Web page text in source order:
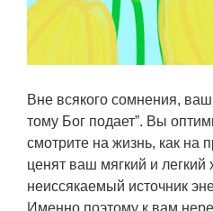
Вне всякого сомнения, ваш
тому Бог подает”. Вы
смотрите на жизнь, как на
ценят ваш мягкий и легкий
неиссякаемый источник
Именно поэтому к вам